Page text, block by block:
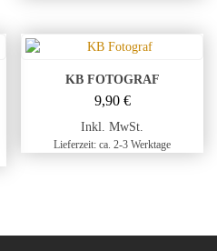
KB FOTOGRAF
9,90 €
Inkl. MwSt.
Lieferzeit: ca. 2-3 Werktage